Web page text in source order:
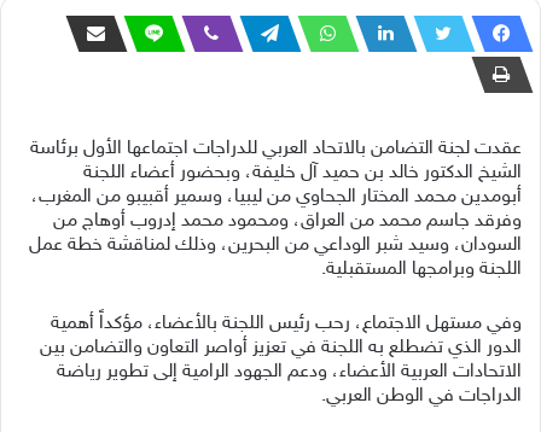
عقدت لجنة التضامن بالاتحاد العربي للدراجات اجتماعها الأول برئاسة
الشيخ الدكتور خالد بن حميد آل خليفة، وبحضور أعضاء اللجنة
أبومدين محمد المختار الجحاوي من ليبيا، وسمير أقبيبو من المغرب،
وفرقد جاسم محمد من العراق، ومحمود محمد إدروب أوهاج من
السودان، وسيد شبر الوداعي من البحرين، وذلك لمناقشة خطة عمل
اللجنة وبرامجها المستقبلية.
وفي مستهل الاجتماع، رحب رئيس اللجنة بالأعضاء، مؤكداً أهمية
الدور الذي تضطلع به اللجنة في تعزيز أواصر التعاون والتضامن بين
الاتحادات العربية الأعضاء، ودعم الجهود الرامية إلى تطوير رياضة
الدراجات في الوطن العربي.